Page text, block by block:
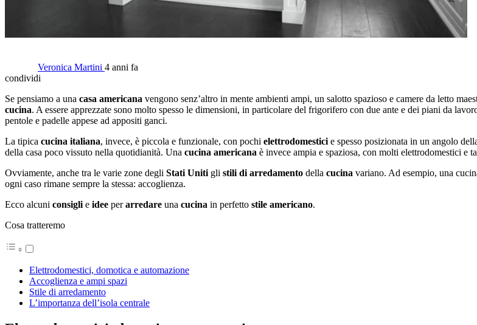
Veronica Martini 4 anni fa
condividi
Se pensiamo a una casa americana vengono senz’altro in mente ambienti ampi, un salotto spazioso e camere da letto
cucina. A essere apprezzate sono molto spesso le dimensioni, in particolare del frigorifero con due ante e dei piani da
pentole e padelle appese ad appositi ganci.
La tipica cucina italiana, invece, è piccola e funzionale, con pochi elettrodomestici e spesso posizionata in un angolo
della casa poco vissuto nella quotidianità. Una cucina americana è invece ampia e spaziosa, con molti elettrodomestici e
Ovviamente, anche tra le varie zone degli Stati Uniti gli stili di arredamento della cucina variano. Ad esempio, una
ogni caso rimane sempre la stessa: accoglienza.
Ecco alcuni consigli e idee perarredare una cucina in perfetto stile americano.
Cosa tratteremo
Elettrodomestici, domotica e automazione
Accoglienza e ampi spazi
Stile di arredamento
L’importanza dell’isola centrale